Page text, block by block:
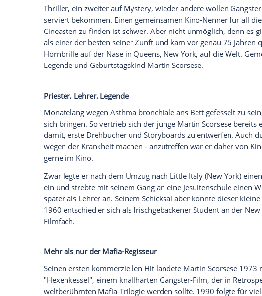
Geburtstagskind Martin Scorsese hat sein Leben dem
17.11.2017 - 09:38 Uhr
Geschmäcker sind bekanntlich verschieden, vor
Thriller, ein zweiter auf Mystery, wieder andere
serviert bekommen. Einen gemeinsamen Kino-
Cineasten zu finden ist schwer. Aber nicht
als einer der besten seiner Zunft und kam vor
Hornbrilleauf der Nase inQueens,New York, auf
Legende und GeburtstagskindMartin Scorsese.
Priester, Lehrer, Legende
Monatelang wegen Asthma bronchiale ans Bett
damit, erste Drehbücher und Storyboards zu
wegen der Krankheit machen - anzutreffen war er